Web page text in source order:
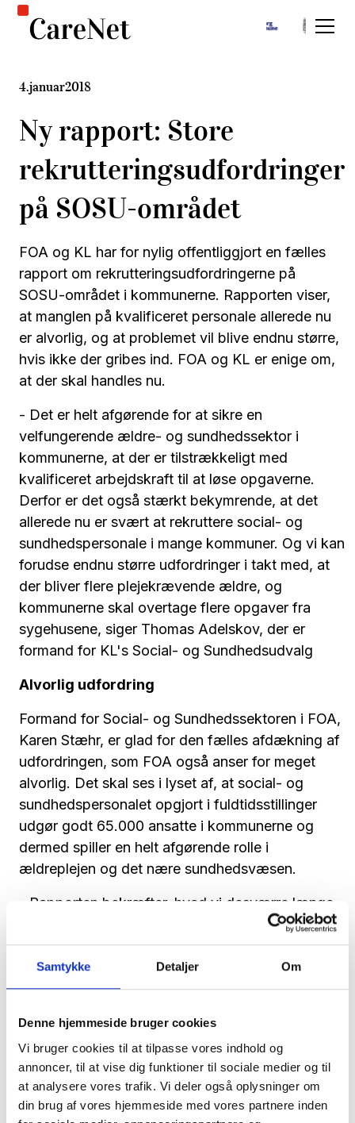
Samtykke Detaljer Om
Denne hjemmeside bruger cookies
Vi bruger cookies til at tilpasse vores indhold og
annoncer, til at vise dig funktioner til sociale medier og til
at analysere vores trafik. Vi deler også oplysninger om
din brug af vores hjemmeside med vores partnere inden
4.januar2018
Ny rapport: Store
rekrutteringsudfordringer
på SOSU-området
FOA og KL har for nylig offentliggjort en fælles
rapport om rekrutteringsudfordringerne på
SOSU-området i kommunerne. Rapporten viser,
at manglen på kvalificeret personale allerede nu
er alvorlig, og at problemet vil blive endnu større,
hvis ikke der gribes ind. FOA og KL er enige om,
at der skal handles nu.
- Det er helt afgørende for at sikre en
velfungerende ældre- og sundhedssektor i
kommunerne, at der er tilstrækkeligt med
kvalificeret arbejdskraft til at løse opgaverne.
Derfor er det også stærkt bekymrende, at det
allerede nu er svært at rekruttere social- og
sundhedspersonale i mange kommuner. Og vi kan
forudse endnu større udfordringer i takt med, at
der bliver flere plejekrævende ældre, og
kommunerne skal overtage flere opgaver fra
sygehusene, siger Thomas Adelskov, der er
formand for KL's Social- og Sundhedsudvalg
Alvorlig udfordring
Formand for Social- og Sundhedssektoren i FOA,
Karen Stæhr, er glad for den fælles afdækning af
udfordringen, som FOA også anser for meget
alvorlig. Det skal ses i lyset af, at social- og
sundhedspersonalet opgjort i fuldtidsstillinger
udgør godt 65.000 ansatte i kommunerne og
dermed spiller en helt afgørende rolle i
ældreplejen og det nære sundhedsvæsen.
- Rapporten bekræfter, hvad vi desværre længe
har vidst: At der uddannes for få til at sikre den
velfærd, som ældre og plejetrængende borgere
fortjener. Situationen er allerede akut med 73
procent af kommunerne, der mangler arbejdskraft
særlig indsats til nu for at gøre faget attraktivt og
vende udviklingen, for eksempel ved at se på
lønniveauet, siger Karen Stæhr.
Læs mere her